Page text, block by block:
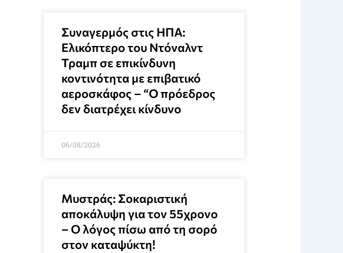
Συναγερμός στις ΗΠΑ:
Ελικόπτερο του Ντόναλντ
Τραμπ σε επικίνδυνη
κοντινότητα με επιβατικό
αεροσκάφος – “Ο πρόεδρος
δεν διατρέχει κίνδυνο
06/08/2026
Μυστράς: Σοκαριστική
αποκάλυψη για τον 55χρονο
– Ο λόγος πίσω από τη σορό
στον καταψύκτη!